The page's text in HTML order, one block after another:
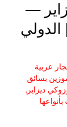
—
الدولي
عربية
بسائق
ديزاير ,